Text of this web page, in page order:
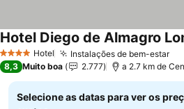
4 EstrelasHotel Instalações de bem-estar
Hotel Diego de Almagro
8,3 Muito boa 2.777 a 2.7 km de
Selecione as datas para ver os